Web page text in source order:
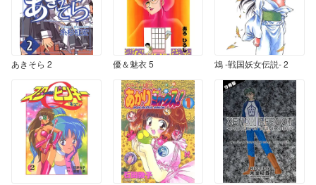
あきそら 2 優＆魅衣 5 鴆 -戦国妖女伝説- 2